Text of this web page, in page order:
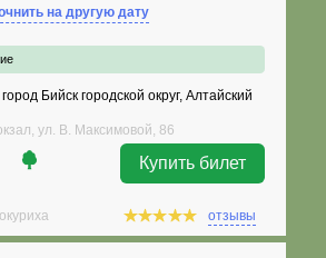
на другую дату
Бийск городской округ, Алтайский
ул. В. Максимовой, 86
Купить билет
отзывы